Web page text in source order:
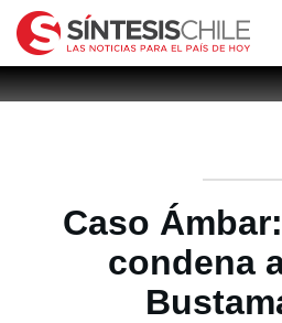
Caso
condena